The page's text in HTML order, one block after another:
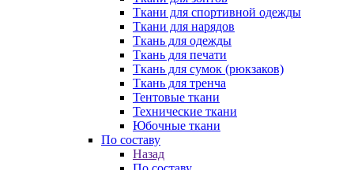
Ткани для спортивной одежды
Ткани для нарядов
Ткань для одежды
Ткань для печати
Ткань для сумок (рюкзаков)
Ткань для тренча
Тентовые ткани
Технические ткани
Юбочные ткани
По составу
Назад